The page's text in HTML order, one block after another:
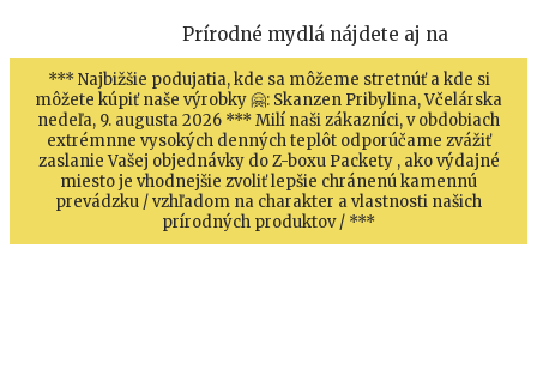
Prírodné mydlá nájdete aj na
*** Najbižšie podujatia, kde sa môžeme stretnúť a kde si
môžete kúpiť naše výrobky 🤗: Skanzen Pribylina, Včelárska
nedeľa, 9. augusta 2026 *** Milí naši zákazníci, v obdobiach
extrémnne vysokých denných teplôt odporúčame zvážiť
zaslanie Vašej objednávky do Z-boxu Packety , ako výdajné
miesto je vhodnejšie zvoliť lepšie chránenú kamennú
prevádzku / vzhľadom na charakter a vlastnosti našich
prírodných produktov / ***